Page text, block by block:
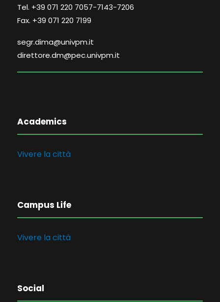
Tel. +39 071 220 7057-7143-7206
Fax. +39 071 220 7199
segr.dima@univpm.it
direttore.dm@pec.univpm.it
Academics
Vivere la città
Campus Life
Vivere la città
Social